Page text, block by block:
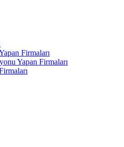
Firmaları
Yapan Firmaları